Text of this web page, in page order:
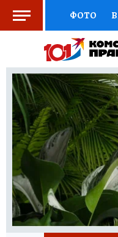
ФОТО
ВЫБОР
КНИЖНАЯ
ПРЕСС-
РАДИО КП